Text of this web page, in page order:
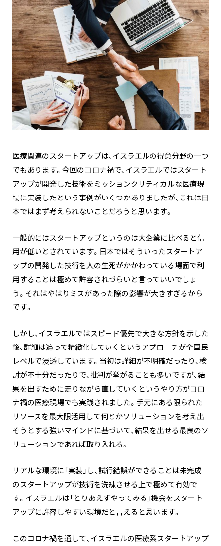
医療関連のスタートアップは、イスラエルの得意分野の一つ
でもあります。今回のコロナ禍で、イスラエルではスタート
アップが開発した技術をミッションクリティカルな医療現
場に実装したという事例がいくつかありましたが、これは日
本ではまず考えられないことだろうと思います。
一般的にはスタートアップというのは大企業に比べると信
用が低いとされています。日本ではそういったスタートア
ップの開発した技術を人の生死がかかわっている場面で利
用することは極めて許容されづらいと言っていいでしょ
う。それはやはりミスがあった際の影響が大きすぎるから
です。
しかし、イスラエルではスピード優先で大きな方針を示した
後、詳細は追って精緻化していくというアプローチが全国民
レベルで浸透しています。当初は詳細が不明確だったり、検
討が不十分だったりで、批判が挙がることも多いですが、結
果を出すために走りながら直していくというやり方がコロ
ナ禍の医療現場でも実践されました。手元にある限られた
リソースを最大限活用して何とかソリューションを考え出
そうとする強いマインドに基づいて、結果を出せる最良のソ
リューションであれば取り入れる。
リアルな環境に「実装」し、試行錯誤ができることは未完成
のスタートアップが技術を洗練させる上で極めて有効で
す。イスラエルは「とりあえずやってみる」機会をスタート
アップに許容しやすい環境だと言えると思います。
このコロナ禍を通して、イスラエルの医療系スタートアップ